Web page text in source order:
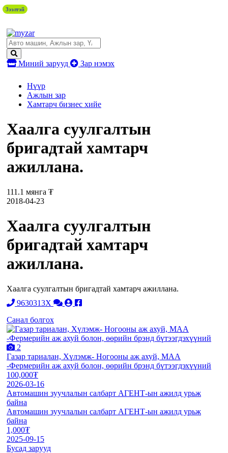
Миний зарууд Зар нэмэх
Нүүр
Ажлын зар
Хамтарч бизнес хийе
Хаалга суулгалтын
бригадтай хамтарч
ажиллана.
111.1 мянга ₮
2018-04-23
Хаалга суулгалтын
бригадтай хамтарч
ажиллана.
Хаалга суулгалтын бригадтай хамтарч ажиллана.
9630313X
Санал болгох
2
Газар тариалан, Хүлэмж- Ногооны аж ахуй, МАА
-Фермерийн аж ахуй болон, өөрийн брэнд бүтээгдэхүүний
100,000₮
2026-03-16
Автомашин зуучлалын салбарт АГЕНТ-ын ажилд урьж
байна
Автомашин зуучлалын салбарт АГЕНТ-ын ажилд урьж
байна
1,000₮
2025-09-15
Бусад зарууд
Зээлтэй